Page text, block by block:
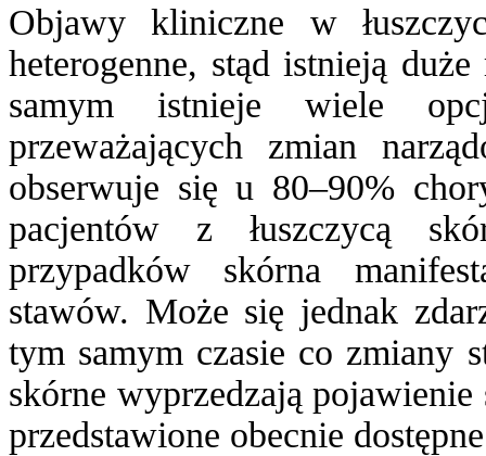
Objawy kliniczne w
heterogenne, stąd istnieją
samym istnieje wiele
przeważających zmian
obserwuje się u 80–90%
pacjentów z łuszczycą
przypadków skórna
stawów. Może się jednak
tym samym czasie co zmiany
skórne wyprzedzają pojawienie
przedstawione obecnie